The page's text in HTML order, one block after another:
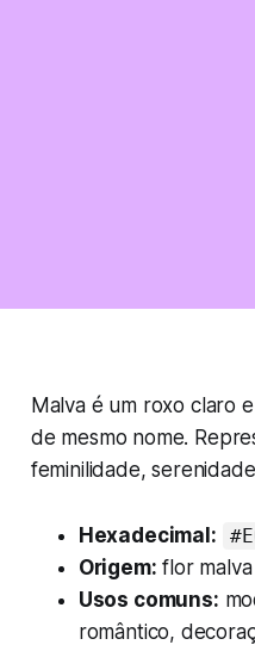
Malva é um roxo claro
de mesmo nome.
feminilidade,
Hexadecimal:
Origem: flor malva
Usos comuns:
romântico,